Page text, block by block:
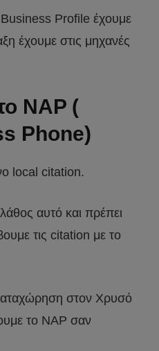
Profile έχουμε
έχουμε στις μηχανές
NAP (
Phone)
local citation.
αυτό και πρέπει
τις citation με το
στον Χρυσό
το NAP σαν